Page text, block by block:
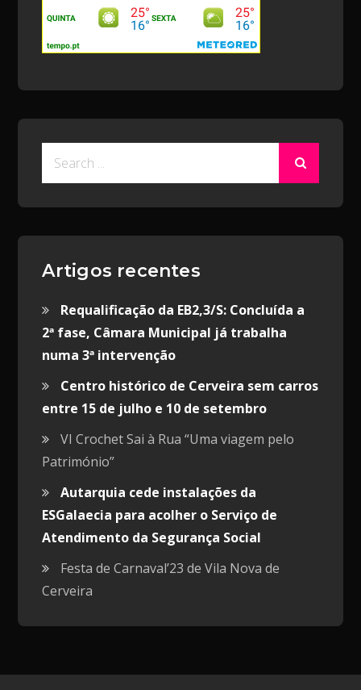
Artigos recentes
Requalificação da EB2,3/S: Concluída a
2ª fase, Câmara Municipal já trabalha
numa 3ª intervenção
Centro histórico de Cerveira sem carros
entre 15 de julho e 10 de setembro
VI Crochet Sai à Rua “Uma viagem pelo
Património”
Autarquia cede instalações da
ESGalaecia para acolher o Serviço de
Atendimento da Segurança Social
Festa de Carnaval’23 de Vila Nova de
Cerveira